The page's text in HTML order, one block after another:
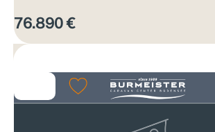
76.890 €